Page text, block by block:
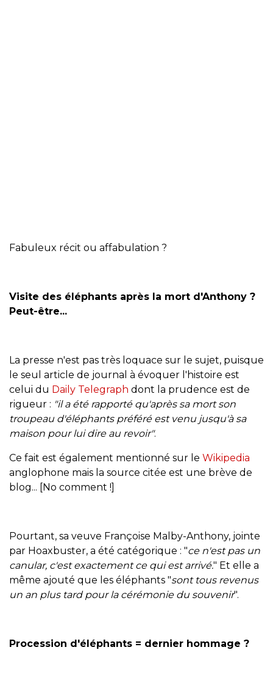
Fabuleux récit ou affabulation ?
Visite des éléphants après la mort d'Anthony ?
Peut-être...
La presse n'est pas très loquace sur le sujet, puisque
le seul article de journal à évoquer l'histoire est
celui du Daily Telegraph dont la prudence est de
rigueur : "il a été rapporté qu'après sa mort son
troupeau d'éléphants préféré est venu jusqu'à sa
maison pour lui dire au revoir".
Ce fait est également mentionné sur le Wikipedia
anglophone mais la source citée est une brève de
blog... [No comment !]
Pourtant, sa veuve Françoise Malby-Anthony, jointe
par Hoaxbuster, a été catégorique : "ce n'est pas un
canular, c'est exactement ce qui est arrivé." Et elle a
même ajouté que les éléphants "sont tous revenus
un an plus tard pour la cérémonie du souvenir".
Procession d'éléphants = dernier hommage ?